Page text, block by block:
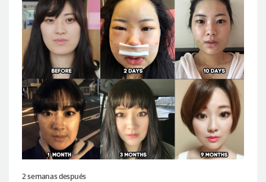
2 semanas después